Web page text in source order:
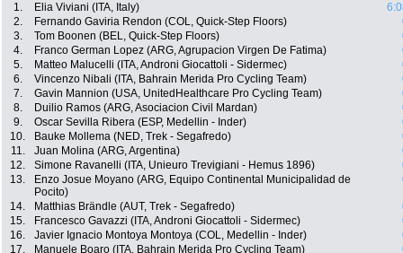
1. Elia Viviani (ITA, Italy)
2.
Fernando Gaviria Rendon (COL, Quick-Step Floors)
3.
Tom Boonen (BEL, Quick-Step Floors)
4.
Franco German Lopez (ARG, Agrupacion Virgen De Fatima)
5.
Matteo Malucelli (ITA, Androni Giocattoli - Sidermec)
6.
Vincenzo Nibali (ITA, Bahrain Merida Pro Cycling Team)
7.
Gavin Mannion (USA, UnitedHealthcare Pro Cycling Team)
8.
Duilio Ramos (ARG, Asociacion Civil Mardan)
9.
Oscar Sevilla Ribera (ESP, Medellin - Inder)
10.
Bauke Mollema (NED, Trek - Segafredo)
11.
Juan Molina (ARG, Argentina)
12.
Simone Ravanelli (ITA, Unieuro Trevigiani - Hemus 1896)
13.
Enzo Josue Moyano (ARG, Equipo Continental Municipalidad de
Pocito)
14. Matthias Brändle (AUT, Trek - Segafredo)
15.
Francesco Gavazzi (ITA, Androni Giocattoli - Sidermec)
16.
Javier Ignacio Montoya Montoya (COL, Medellin - Inder)
17.
Manuele Boaro (ITA, Bahrain Merida Pro Cycling Team)